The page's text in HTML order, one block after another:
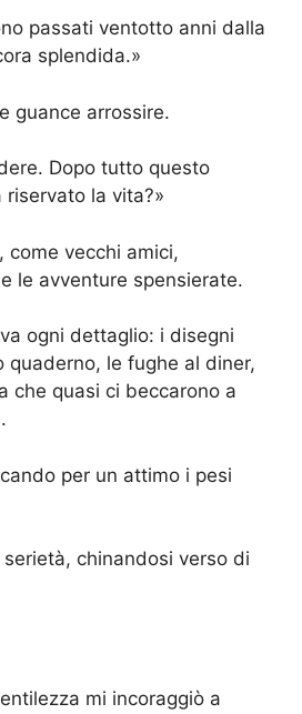
passati ventotto anni dalla
splendida.»
guance arrossire.
Dopo tutto questo
la vita?»
come vecchi amici,
le avventure spensierate.
ogni dettaglio: i disegni
quaderno, le fughe al diner,
che quasi ci beccarono a
per un attimo i pesi
chinandosi verso di
mi incoraggiò a